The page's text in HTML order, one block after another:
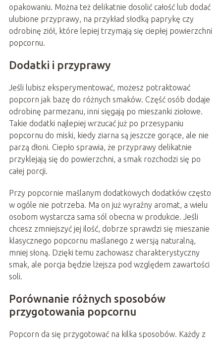
opakowaniu. Można też delikatnie dosolić całość lub dodać
ulubione przyprawy, na przykład słodką paprykę czy
odrobinę ziół, które lepiej trzymają się ciepłej powierzchni
popcornu.
Dodatki i przyprawy
Jeśli lubisz eksperymentować, możesz potraktować
popcorn jak bazę do różnych smaków. Część osób dodaje
odrobinę parmezanu, inni sięgają po mieszanki ziołowe.
Takie dodatki najlepiej wrzucać już po przesypaniu
popcornu do miski, kiedy ziarna są jeszcze gorące, ale nie
parzą dłoni. Ciepło sprawia, że przyprawy delikatnie
przyklejają się do powierzchni, a smak rozchodzi się po
całej porcji.
Przy popcornie maślanym dodatkowych dodatków często
w ogóle nie potrzeba. Ma on już wyraźny aromat, a wielu
osobom wystarcza sama sól obecna w produkcie. Jeśli
chcesz zmniejszyć jej ilość, dobrze sprawdzi się mieszanie
klasycznego popcornu maślanego z wersją naturalną,
mniej słoną. Dzięki temu zachowasz charakterystyczny
smak, ale porcja będzie lżejsza pod względem zawartości
soli.
Porównanie różnych sposobów
przygotowania popcornu
Popcorn da się przygotować na kilka sposobów. Każdy z